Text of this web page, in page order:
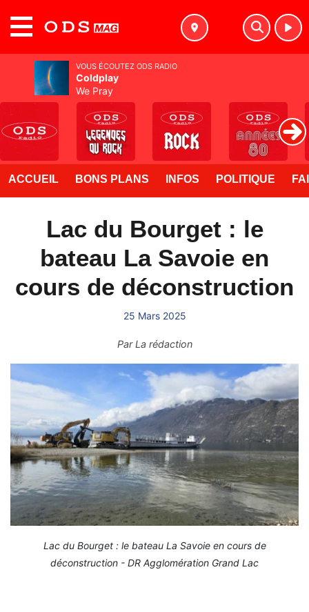
ACCUEIL BONS PLANS INFOS POLITIQUE
Lac du Bourget : le
bateau La Savoie en
cours de déconstruction
25 Mars 2025
ParLa rédaction
Lac du Bourget : le bateau La Savoie en cours de
déconstruction - DR Agglomération Grand Lac
VOUS ÉCOUTEZ ODS RADIO
Coldplay
We Pray